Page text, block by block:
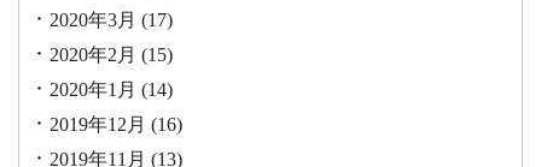
2020年3月 (17)
2020年2月 (15)
2020年1月 (14)
2019年12月 (16)
2019年11月 (13)